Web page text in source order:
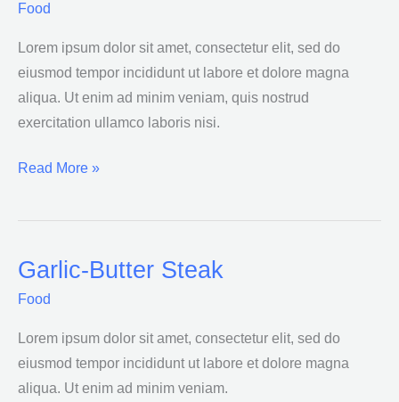
Food
Lorem ipsum dolor sit amet, consectetur elit, sed do
eiusmod tempor incididunt ut labore et dolore magna
aliqua. Ut enim ad minim veniam, quis nostrud
exercitation ullamco laboris nisi.
Beef
Read More »
Garlic-Butter Steak
Food
Lorem ipsum dolor sit amet, consectetur elit, sed do
eiusmod tempor incididunt ut labore et dolore magna
aliqua. Ut enim ad minim veniam.
Garlic-
Butter